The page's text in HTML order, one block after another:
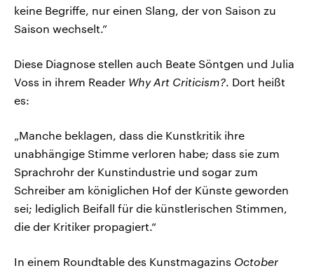
keine Begriffe, nur einen Slang, der von Saison zu
Saison wechselt.”
Diese Diagnose stellen auch Beate Söntgen und Julia
Voss in ihrem Reader Why Art Criticism?. Dort heißt
es:
„Manche beklagen, dass die Kunstkritik ihre
unabhängige Stimme verloren habe; dass sie zum
Sprachrohr der Kunstindustrie und sogar zum
Schreiber am königlichen Hof der Künste geworden
sei; lediglich Beifall für die künstlerischen Stimmen,
die der Kritiker propagiert.“
In einem Roundtable des Kunstmagazins October